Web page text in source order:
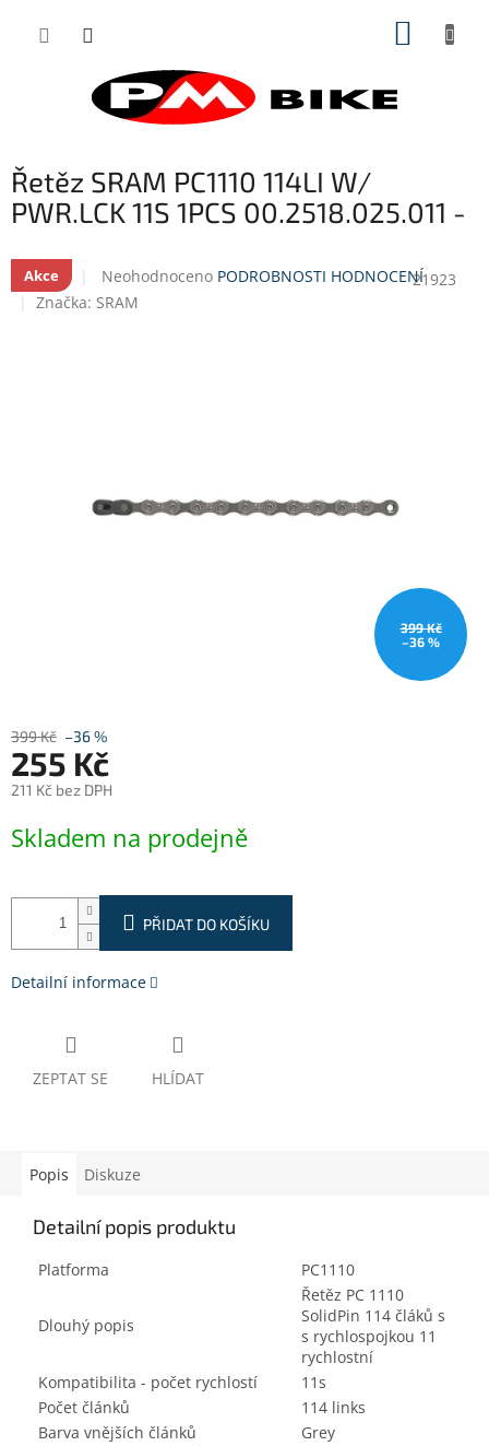
Řetěz SRAM PC1110 114LI W/
PWR.LCK 11S 1PCS 00.2518.025.011 -
21923
Akce
Průměrné
hodnocení
Neohodnoceno PODROBNOSTI HODNOCENÍ
Značka: SRAM
399 Kč
–36 %
399 Kč –36 %
255 Kč
211 Kč bez DPH
cena:
Skladem na prodejně
PŘIDAT DO KOŠÍKU
Detailní informace
ZEPTAT SE HLÍDAT
Popis Diskuze
Detailní popis produktu
Platforma PC1110
Dlouhý popis
Řetěz PC 1110
SolidPin 114 čláků s
s rychlospojkou 11
rychlostní
Kompatibilita - počet rychlostí
11s
Počet článků
114 links
Barva vnějších článků
Grey